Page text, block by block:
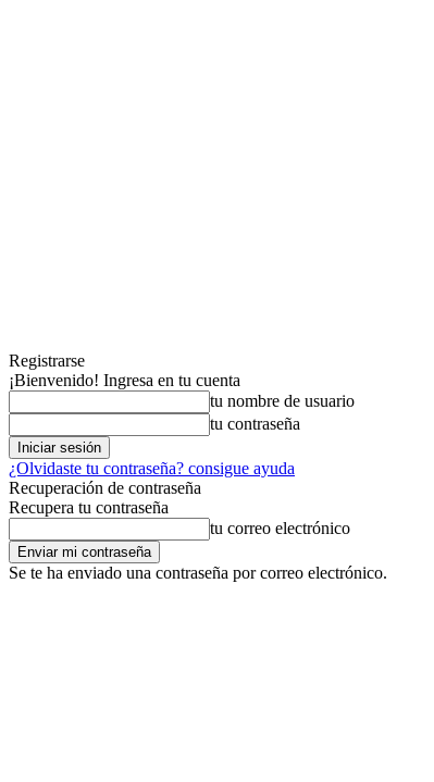
Registrarse
¡Bienvenido! Ingresa en tu cuenta
tu nombre de usuario
tu contraseña
¿Olvidaste tu contraseña? consigue ayuda
Recuperación de contraseña
Recupera tu contraseña
tu correo electrónico
Se te ha enviado una contraseña por correo electrónico.